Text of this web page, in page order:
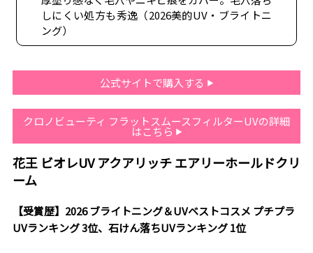
しにくい処方も秀逸（2026美的UV・ブライトニ
ング）
公式サイトで購入する
クロノビューティ フラットスムースフィルターUVの詳細
はこちら
花王 ビオレUV アクアリッチ エアリーホールドクリ
ーム
【受賞歴】2026 ブライトニング＆UVベストコスメ プチプラ
UVランキング 3位、石けん落ちUVランキング 1位